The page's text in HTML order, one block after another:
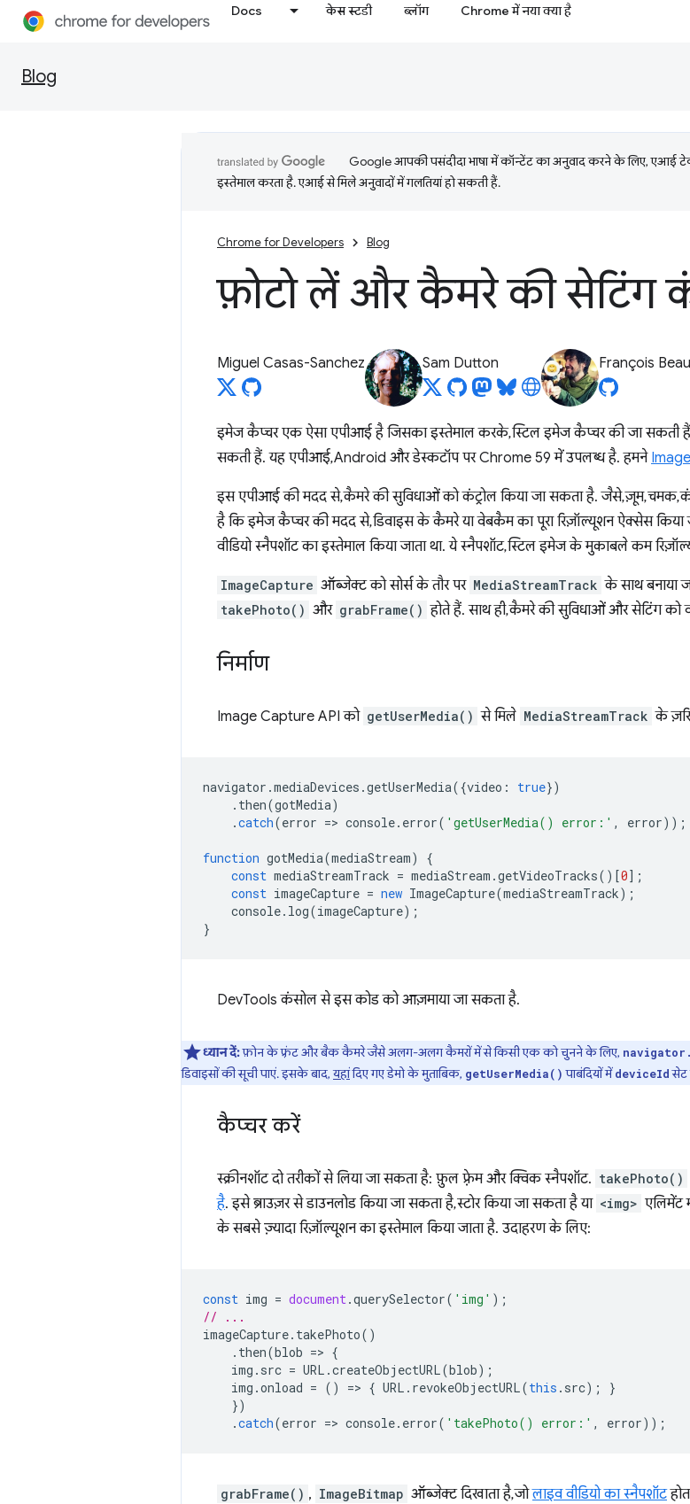
Docs केस स्टडी ब्लॉग Chrome में नया क्या है
Blog
Google आपकी पसंदीदा भाषा में कॉन्टेंट का अनुवाद करने के लिए, एआई
इस्तेमाल करता है. एआई से मिले अनुवादों में गलतियां हो सकती हैं.
Chrome for Developers Blog
फ़ोटो लें और कैमरे की सेटिंग
Miguel Casas-Sanchez Sam Dutton François
इमेज कैप्चर एक ऐसा एपीआई है जिसका इस्तेमाल करके, स्टिल इमेज कैप्चर की जा सकती
सकती हैं. यह एपीआई, Android और डेस्कटॉप पर Chrome 59 में उपलब्ध है. हमने
इस एपीआई की मदद से, कैमरे की सुविधाओं को कंट्रोल किया जा सकता है. जैसे, ज़ूम, चमक,
है कि इमेज कैप्चर की मदद से, डिवाइस के कैमरे या वेबकैम का पूरा रिज़ॉल्यूशन ऐक्सेस
वीडियो स्नैपशॉट का इस्तेमाल किया जाता था. ये स्नैपशॉट, स्टिल इमेज के मुकाबले कम
ImageCapture ऑब्जेक्ट को सोर्स के तौर पर MediaStreamTrack के साथ बनाया
takePhoto() और grabFrame() होते हैं. साथ ही, कैमरे की सुविधाओं और सेटिंग
निर्माण
Image Capture API को getUserMedia() से मिले MediaStreamTrack के
navigator .mediaDevices .getUserMedia({video : true})
. then(gotMedia)
.catch(error => console. error( 'getUserMedia() error:' , error));
function gotMedia(mediaStream)
{
const mediaStreamTrack = mediaStream .getVideoTracks()[0];
const imageCapture = new ImageCapture(mediaStreamTrack);
console. log(imageCapture);
}
DevTools कंसोल से इस कोड को आज़माया जा सकता है.
ध्यान दें:फ़ोन के फ़्रंट और बैक कैमरे जैसे अलग-अलग कैमरों में से किसी एक को चुनने के लिए,
डिवाइसों की सूची पाएं. इसके बाद,यहांदिए गए डेमो के मुताबिक, getUserMedia() पाबंदियों मेंdeviceIdसेट
कैप्चर करें
स्क्रीनशॉट दो तरीकों से लिया जा सकता है: फ़ुल फ़्रेम और क्विक स्नैपशॉट. takePhoto()
है. इसे ब्राउज़र से डाउनलोड किया जा सकता है, स्टोर किया जा सकता है या <img> एलिमेंट
के सबसे ज़्यादा रिज़ॉल्यूशन का इस्तेमाल किया जाता है. उदाहरण के लिए:
const img = document.querySelector( 'img' );
// ...
imageCapture. takePhoto()
. then(blob => {
img . src = URL .createObjectURL(blob);
img .onload = () => { URL . revokeObjectURL(this . src);
}
})
.catch(error => console. error( 'takePhoto() error:' , error));
grabFrame() , ImageBitmap ऑब्जेक्ट दिखाता है, जोलाइव वीडियो का स्नैपशॉट